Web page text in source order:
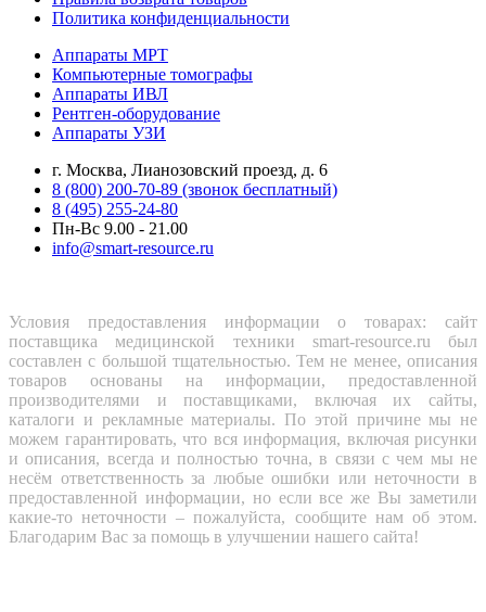
Политика конфиденциальности
Аппараты МРТ
Компьютерные томографы
Аппараты ИВЛ
Рентген-оборудование
Аппараты УЗИ
г. Москва, Лианозовский проезд, д. 6
8 (800) 200-70-89 (звонок бесплатный)
8 (495) 255-24-80
Пн-Вс 9.00 - 21.00
info@smart-resource.ru
Условия предоставления информации о товарах: сайт
поставщика медицинской техники smart-resource.ru был
составлен с большой тщательностью. Тем не менее, описания
товаров основаны на информации, предоставленной
производителями и поставщиками, включая их сайты,
каталоги и рекламные материалы. По этой причине мы не
можем гарантировать, что вся информация, включая рисунки
и описания, всегда и полностью точна, в связи с чем мы не
несём ответственность за любые ошибки или неточности в
предоставленной информации, но если все же Вы заметили
какие-то неточности – пожалуйста, сообщите нам об этом.
Благодарим Вас за помощь в улучшении нашего сайта!